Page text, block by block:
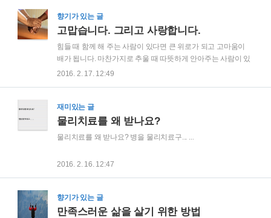
전념하기에 충분한 금액이었고, 이 때문에 이 후배의 소원은 한
달에 100만원말 벌면 좋겠다는 것이었습니다. 생활고에 시달리
습니다. 그래도 나름 건실한 기업에 취직을 하고 한 달에 100만
원의 몇배가 넘는 월급을 받게 됐지만 후배는 전혀 기뻐하지 않
았습니다. 꿈을 버리고 원치않는 일을 선택해서 얻은 수입이라
그런지 돈의 소중함을 모르고 흥청망청 탕..
향기가 있는 글
고맙습니다. 그리고 사랑합니다.
힘들 때 함께 해 주는 사람이 있다면 큰 위로가 되고 고마움이
배가 됩니다. 마찬가지로 추울 때 따뜻하게 안아주는 사람이 있
다면 아무리 매서운 추위라도 쉽게 이겨낼 수 있습니다. 우리 주
움에 대해 잘 알지 못하고 지나치곤 합니다. 즐거울 때 함께 해
주는 사람보다 어렵고 힘들 때 큰 힘이 되어주고 함께 해 주는
기고 그냥 흘려 보냅니다. 오늘은 여러분들의 주위에 있는 이런
님일 수도 있고 가족일 수도 있는 내가 힘들 때 나에게 큰 힘과
위로가 되어 준 그런 분들을..
2016. 2. 17. 12:49
재미있는 글
물리치료를 왜 받나요?
물리치료를 왜 받나요? 병을 물리치료구... ...
2016. 2. 16. 12:47
향기가 있는 글
만족스러운 삶을 살기 위한 방법